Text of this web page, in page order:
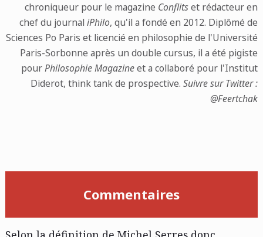
chroniqueur pour le magazine Conflitset rédacteur en
chef du journaliPhilo, qu'il a fondé en 2012. Diplômé de
Sciences Po Paris et licencié en philosophie de l'Université
Paris-Sorbonne après un double cursus, il a été pigiste
pourPhilosophie Magazineet a collaboré pour l'Institut
Diderot, think tank de prospective.Suivre sur Twitter :
@Feertchak
Commentaires